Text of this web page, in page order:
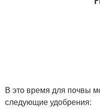
В это время для почвы
следующие удобрения: